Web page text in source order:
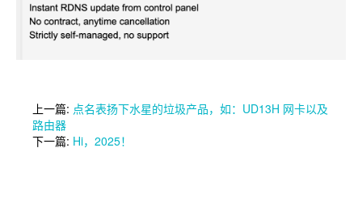
上一篇: 点名表扬下水星的垃圾产品，如：UD13H 网卡以及
路由器
下一篇: Hi，2025！